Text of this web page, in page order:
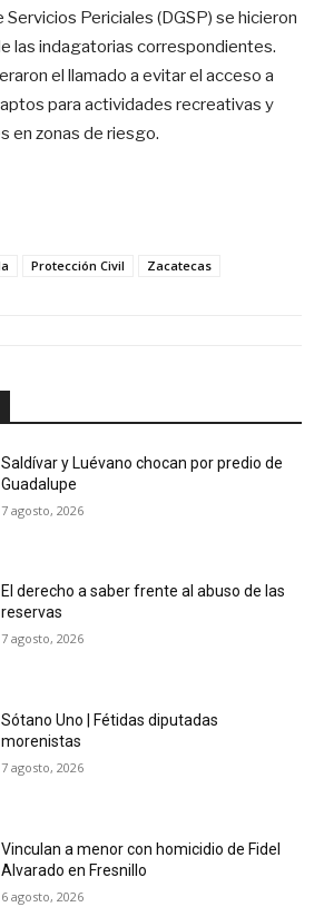
Servicios Periciales (DGSP) se hicieron
las indagatorias correspondientes.
el llamado a evitar el acceso a
para actividades recreativas y
en zonas de riesgo.
Protección Civil Zacatecas
Saldívar y Luévano chocan por predio de
Guadalupe
7 agosto, 2026
El derecho a saber frente al abuso de las
reservas
7 agosto, 2026
Sótano Uno | Fétidas diputadas
morenistas
7 agosto, 2026
Vinculan a menor con homicidio de Fidel
Alvarado en Fresnillo
6 agosto, 2026